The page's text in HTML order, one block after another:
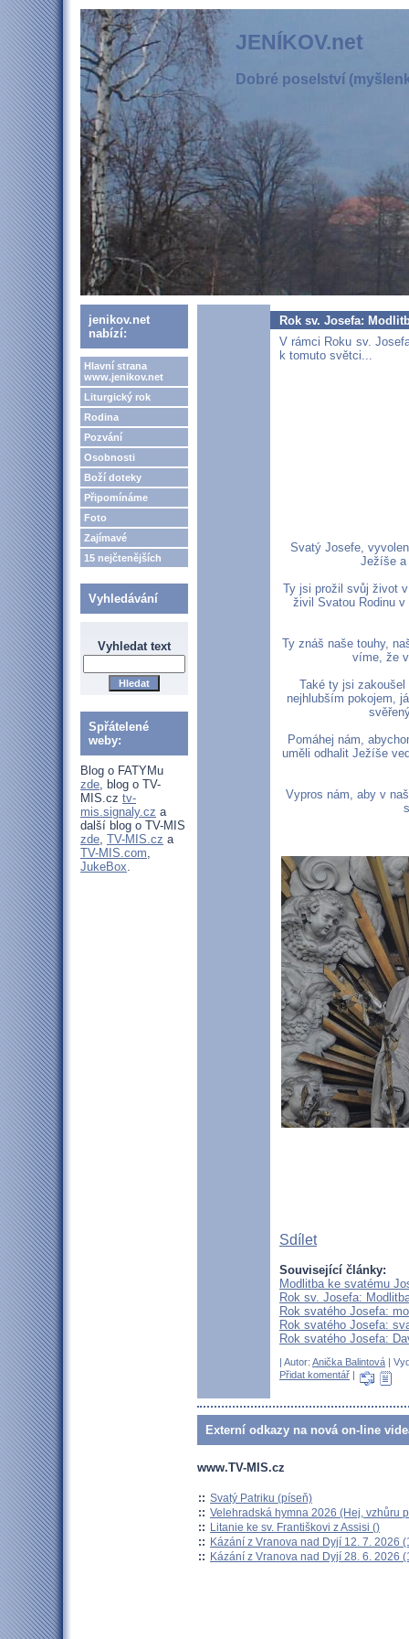
JENÍKOV.net
Dobré poselství
jenikov.net
nabízí:
Hlavní strana
www.jenikov.net
Liturgický rok
Rodina
Pozvání
Osobnosti
Boží doteky
Připomínáme
Foto
Zajímavé
15 nejčtenějších
Vyhledávání
Vyhledat text
Spřátelené
weby:
Blog o FATYMu
zde, blog o TV-
MIS.cz tv-
mis.signaly.cz a
další blog o TV-MIS
zde, TV-MIS.cz a
TV-MIS.com,
JukeBox.
Rok sv. Josefa:
V rámci Roku sv.
k tomuto světci...
Svatý Josefe,
Ježíše a
Ty jsi prožil svůj život
živil Svatou Rodinu
Ty znáš naše touhy,
víme, že
Také ty jsi zakoušel
nejhlubším pokojem,
Pomáhej nám,
uměli odhalit Ježíše
Vypros nám, aby v
Sdílet
Související články:
Modlitba ke svatému
Rok sv. Josefa:
Rok svatého Josefa:
Rok svatého Josefa:
Rok svatého Josefa:
| Autor: Anička Balintová |
Přidat komentář |
Externí odkazy na nová on-line
www.TV-MIS.cz
:: Svatý Patriku (píseň)
:: Velehradská hymna 2026 (Hej, vzhůru
:: Litanie ke sv. Františkovi z Assisi ()
:: Kázání z Vranova nad Dyjí 12. 7. 2026
:: Kázání z Vranova nad Dyjí 28. 6. 2026